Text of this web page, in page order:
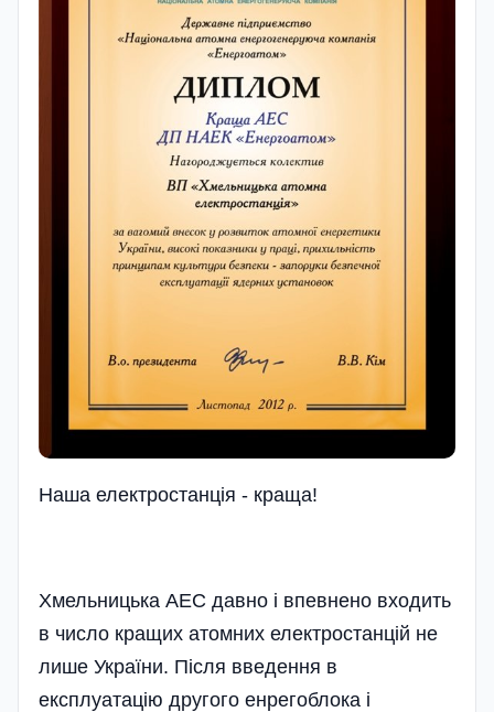
Наша електростанція - краща!
Хмельницька АЕС давно і впевнено входить
в число кращих атомних електростанцій не
лише України. Після введення в
експлуатацію другого енрегоблока і